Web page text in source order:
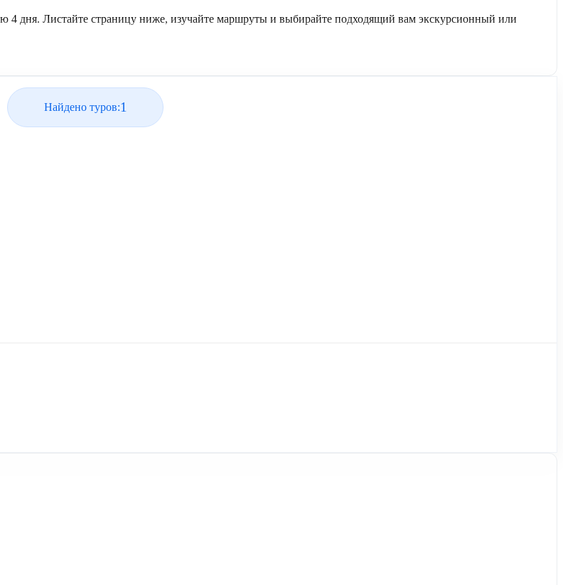
4 дня. Листайте страницу ниже, изучайте маршруты и выбирайте подходящий вам экскурсионный или
Найдено туров:1